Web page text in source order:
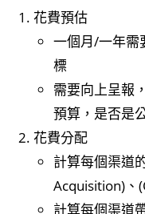
花費預估
一個月/一年需
標
需要向上呈報
預算，是否是
花費分配
計算每個渠道
Acquisition)、
計算每個渠道